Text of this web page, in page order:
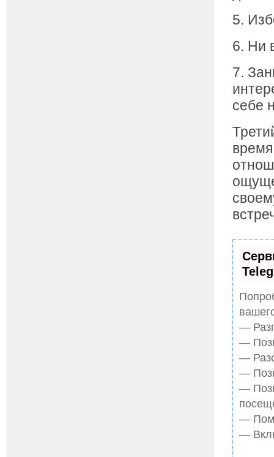
5.
6. Ни
7.
себе
—
—
—
—
—
—
—